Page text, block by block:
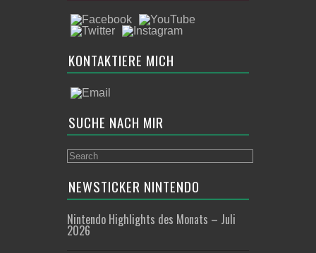
KONTAKTIERE MICH
SUCHE NACH MIR
NEWSTICKER NINTENDO
Nintendo Highlights des Monats – Juli
2026